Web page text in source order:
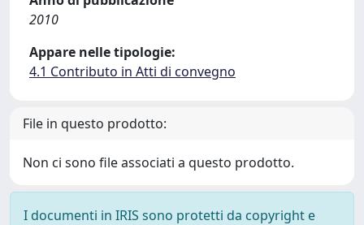
2010
Appare nelle tipologie:
4.1 Contributo in Atti di convegno
File in questo prodotto:
Non ci sono file associati a questo prodotto.
I documenti in IRIS sono protetti da copyright e